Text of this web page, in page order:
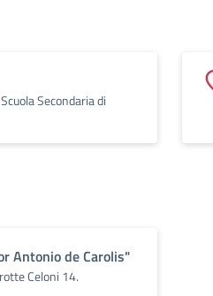
Secondaria di
Antonio de Carolis"
Celoni 14.